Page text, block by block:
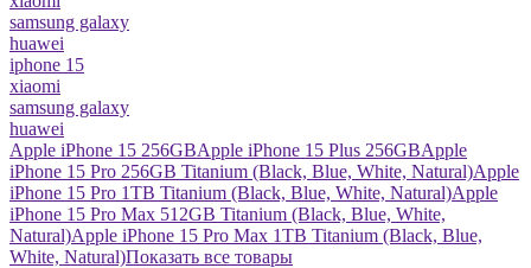
samsung galaxy
huawei
iphone 15
xiaomi
samsung galaxy
huawei
Apple iPhone 15 256GBApple iPhone 15 Plus 256GBApple
iPhone 15 Pro 256GB Titanium (Black, Blue, White, Natural)Apple
iPhone 15 Pro 1TB Titanium (Black, Blue, White, Natural)Apple
iPhone 15 Pro Max 512GB Titanium (Black, Blue, White,
Natural)Apple iPhone 15 Pro Max 1TB Titanium (Black, Blue,
White, Natural)Показать все товары